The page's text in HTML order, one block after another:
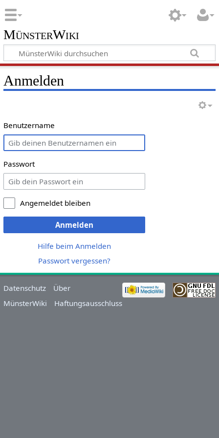
MünsterWiki
Anmelden
Benutzername
Passwort
Angemeldet bleiben
Anmelden
Hilfe beim Anmelden
Passwort vergessen?
Datenschutz
Über
MünsterWiki
Haftungsausschluss